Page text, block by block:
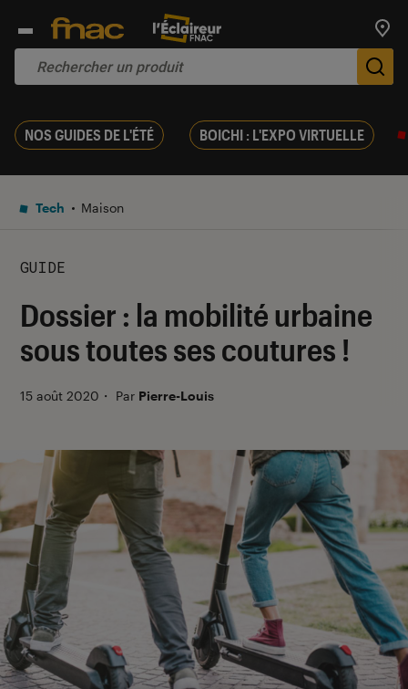
NOS GUIDES DE L'ÉTÉ BOICHI : L'EXPO VIRTUELLE
Tech Maison
GUIDE
Dossier : la mobilité urbaine
sous toutes ses coutures !
15 août 2020 ・ Par Pierre-Louis